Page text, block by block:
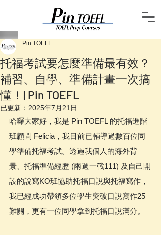
托福考試要怎麼準備最有效？
補習、自學、準備計畫一次搞
懂！| Pin TOEFL
Pin TOEFL
已更新： 2025年7月21日
哈囉大家好，我是 Pin TOEFL 的托福進階
班顧問 Felicia，我目前已輔導過數百位同
學準備托福考試。透過我個人的海外背
景、托福準備經歷 (兩週一戰111) 及自己開
設的說寫KO班協助托福口說與托福寫作，
我已經成功帶領多位學生突破口說寫作25
難關，更有一位同學拿到托福口說滿分。